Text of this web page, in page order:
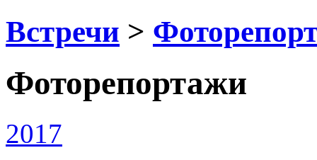
Встречи >
Фоторепортажи
2017